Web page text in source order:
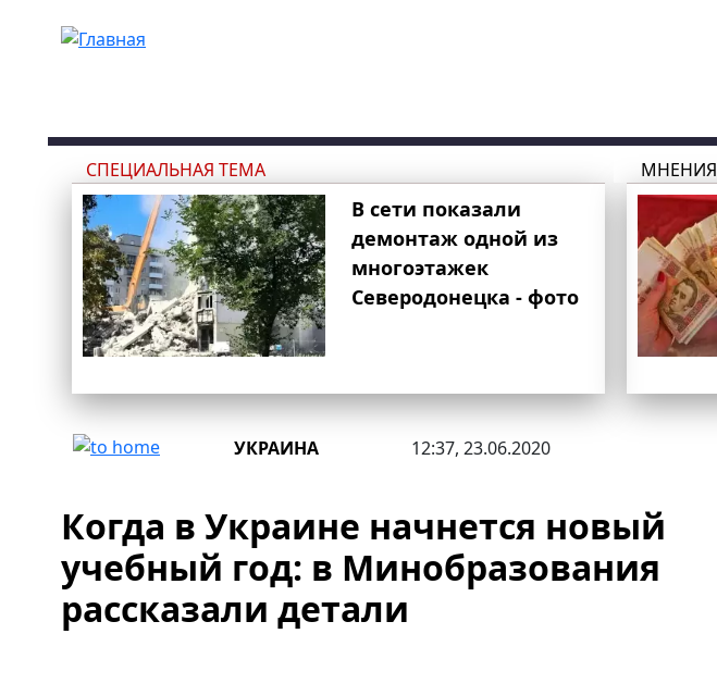
СПЕЦИАЛЬНАЯ ТЕМА
В сети показали
демонтаж одной из
многоэтажек
Северодонецка - фото
МНЕНИЯ
УКРАИНА 12:37, 23.06.2020
Когда в Украине начнется новый
учебный год: в Минобразования
рассказали детали